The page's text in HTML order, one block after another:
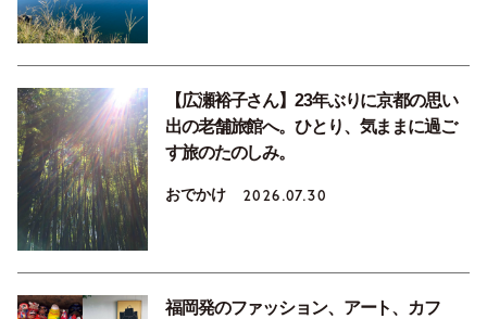
【広瀬裕子さん】23年ぶりに京都の思い
出の老舗旅館へ。ひとり、気ままに過ご
す旅のたのしみ。
おでかけ 2026.07.30
福岡発のファッション、アート、カフ